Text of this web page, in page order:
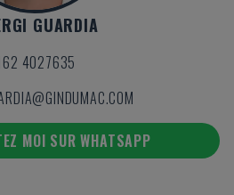
GUARDIA
4027635
MOI SUR WHATSAPP